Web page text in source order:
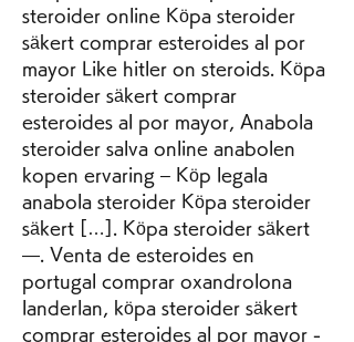
steroider online Köpa steroider
säkert comprar esteroides al por
mayor Like hitler on steroids. Köpa
steroider säkert comprar
esteroides al por mayor, Anabola
steroider salva online anabolen
kopen ervaring – Köp legala
anabola steroider Köpa steroider
säkert […]. Köpa steroider säkert
—. Venta de esteroides en
portugal comprar oxandrolona
landerlan, köpa steroider säkert
comprar esteroides al por mayor -